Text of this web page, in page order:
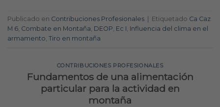
Publicado en Contribuciones Profesionales Etiquetado Ca Caz
M 6 Combate en Montaña DEOP Ec I Influencia del clima en el
armamento Tiro en montaña
CONTRIBUCIONES PROFESIONALES
Fundamentos de una alimentación
particular para la actividad en
montaña